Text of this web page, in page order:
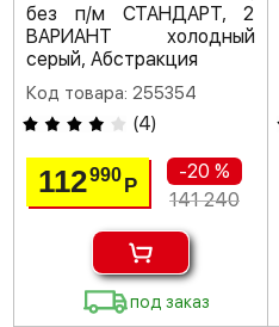
без п/м СТАНДАРТ, 2
ВАРИАНТ холодный
серый, Абстракция
Код товара: 255354
(4)
112990Р
-20 %
141 240
под заказ